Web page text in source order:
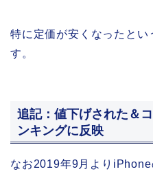
特に定価が安くなったと
す。
追記：値下げされた＆
ンキングに反映
なお2019年9月より